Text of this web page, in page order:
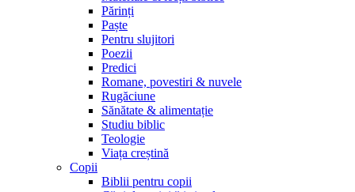
Părinți
Paște
Pentru slujitori
Poezii
Predici
Romane, povestiri & nuvele
Rugăciune
Sănătate & alimentație
Studiu biblic
Teologie
Viața creștină
Copii
Biblii pentru copii